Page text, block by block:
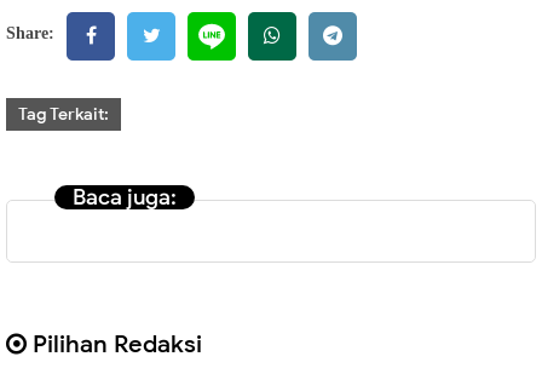
Share:
Tag Terkait:
Baca juga:
Pilihan Redaksi